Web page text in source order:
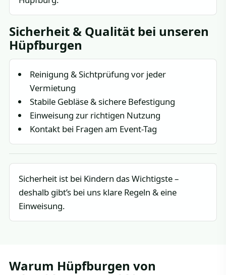
Sicherheit & Qualität bei unseren
Hüpfburgen
Reinigung & Sichtprüfung vor jeder
Vermietung
Stabile Gebläse & sichere Befestigung
Einweisung zur richtigen Nutzung
Kontakt bei Fragen am Event-Tag
Sicherheit ist bei Kindern das Wichtigste –
deshalb gibt’s bei uns klare Regeln & eine
Einweisung.
Warum Hüpfburgen von